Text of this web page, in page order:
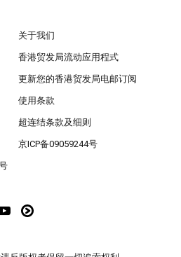
关于我们
香港贸发局流动应用程式
更新您的香港贸发局电邮订阅
使用条款
超连结条款及细则
京ICP备09059244号